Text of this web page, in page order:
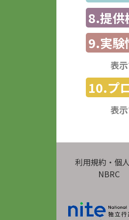
8.提供
9.実験
表
10.プ
表
利用規約・個
NBRC